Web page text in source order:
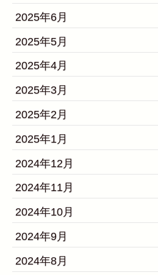
2025年6月
2025年5月
2025年4月
2025年3月
2025年2月
2025年1月
2024年12月
2024年11月
2024年10月
2024年9月
2024年8月